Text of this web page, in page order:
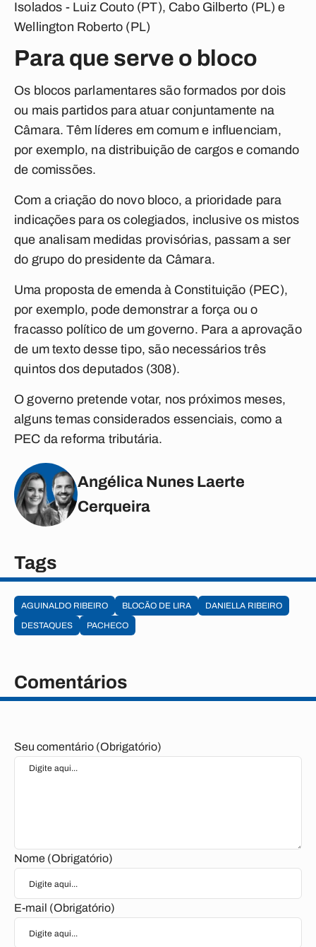
Isolados - Luiz Couto (PT), Cabo Gilberto (PL) e
Wellington Roberto (PL)
Para que serve o bloco
Os blocos parlamentares são formados por dois
ou mais partidos para atuar conjuntamente na
Câmara. Têm líderes em comum e influenciam,
por exemplo, na distribuição de cargos e comando
de comissões.
Com a criação do novo bloco, a prioridade para
indicações para os colegiados, inclusive os mistos
que analisam medidas provisórias, passam a ser
do grupo do presidente da Câmara.
Uma proposta de emenda à Constituição (PEC),
por exemplo, pode demonstrar a força ou o
fracasso político de um governo. Para a aprovação
de um texto desse tipo, são necessários três
quintos dos deputados (308).
O governo pretende votar, nos próximos meses,
alguns temas considerados essenciais, como a
PEC da reforma tributária.
Angélica Nunes Laerte
Cerqueira
Tags
AGUINALDO RIBEIRO BLOCÃO DE LIRA
DANIELLA RIBEIRO
DESTAQUES
PACHECO
Comentários
Seu comentário (Obrigatório)
Nome (Obrigatório)
E-mail (Obrigatório)